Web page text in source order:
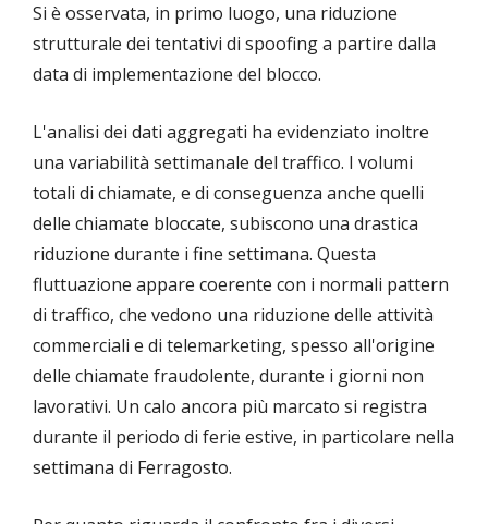
Si è osservata, in primo luogo, una riduzione
strutturale dei tentativi di spoofing a partire dalla
data di implementazione del blocco.
L'analisi dei dati aggregati ha evidenziato inoltre
una variabilità settimanale del traffico. I volumi
totali di chiamate, e di conseguenza anche quelli
delle chiamate bloccate, subiscono una drastica
riduzione durante i fine settimana. Questa
fluttuazione appare coerente con i normali pattern
di traffico, che vedono una riduzione delle attività
commerciali e di telemarketing, spesso all'origine
delle chiamate fraudolente, durante i giorni non
lavorativi. Un calo ancora più marcato si registra
durante il periodo di ferie estive, in particolare nella
settimana di Ferragosto.